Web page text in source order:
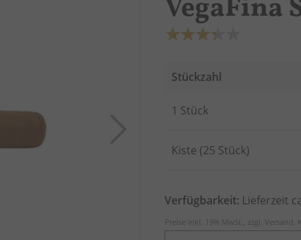
VegaFina
Bewertung:
für
Produkt
Stückzahl
1 Stück
Kiste (25 Stück)
Verfügbarkeit: Lieferzeit
Preise inkl. 19% MwSt., zzgl. Versand .